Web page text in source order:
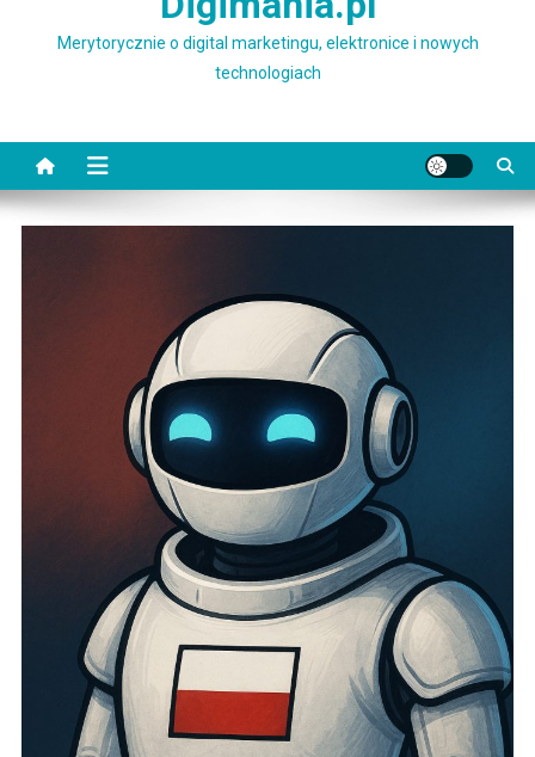
Merytorycznie o digital marketingu, elektronice i nowych
technologiach